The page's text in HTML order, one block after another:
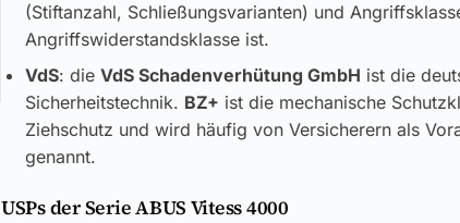
(Stiftanzahl, Schließungsvarianten) und
Angriffswiderstandsklasse ist.
VdS: die VdS Schadenverhütung GmbH ist die
Sicherheitstechnik. BZ+ ist die mechanische
Ziehschutz und wird häufig von Versicherern als
genannt.
USPs der Serie ABUS Vitess 4000